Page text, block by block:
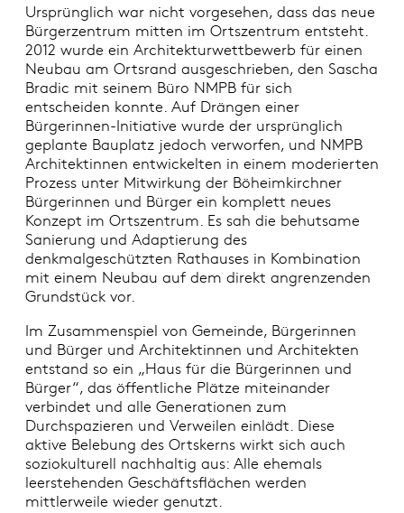
Ursprünglich war nicht vorgesehen, dass das neue
Bürgerzentrum mitten im Ortszentrum entsteht.
2012 wurde ein Architekturwettbewerb für einen
Neubau am Ortsrand ausgeschrieben, den Sascha
Bradic mit seinem Büro NMPB für sich
entscheiden konnte. Auf Drängen einer
Bürgerinnen-Initiative wurde der ursprünglich
geplante Bauplatz jedoch verworfen, und NMPB
Architektinnen entwickelten in einem moderierten
Prozess unter Mitwirkung der Böheimkirchner
Bürgerinnen und Bürger ein komplett neues
Konzept im Ortszentrum. Es sah die behutsame
Sanierung und Adaptierung des
denkmalgeschützten Rathauses in Kombination
mit einem Neubau auf dem direkt angrenzenden
Grundstück vor.
Im Zusammenspiel von Gemeinde, Bürgerinnen
und Bürger und Architektinnen und Architekten
entstand so ein „Haus für die Bürgerinnen und
Bürger“, das öffentliche Plätze miteinander
verbindet und alle Generationen zum
Durchspazieren und Verweilen einlädt. Diese
aktive Belebung des Ortskerns wirkt sich auch
soziokulturell nachhaltig aus: Alle ehemals
leerstehenden Geschäftsflächen werden
mittlerweile wieder genutzt.